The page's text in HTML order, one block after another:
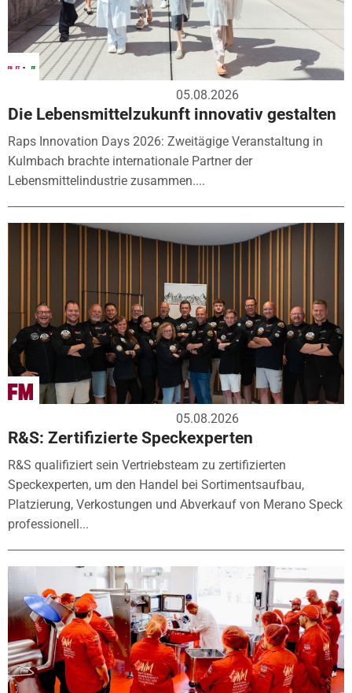
05.08.2026
Die Lebensmittelzukunft innovativ gestalten
Raps Innovation Days 2026: Zweitägige Veranstaltung in
Kulmbach brachte internationale Partner der
Lebensmittelindustrie zusammen....
05.08.2026
R&S: Zertifizierte Speckexperten
R&S qualifiziert sein Vertriebsteam zu zertifizierten
Speckexperten, um den Handel bei Sortimentsaufbau,
Platzierung, Verkostungen und Abverkauf von Merano Speck
professionell...